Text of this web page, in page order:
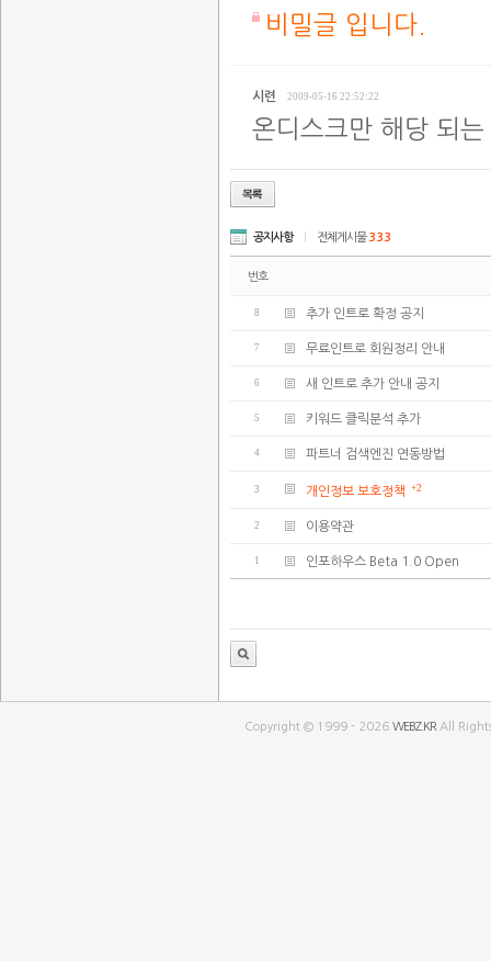
비밀글 입니다.
시련 2009-05-16 22:52:22
온디스크만 해당 되
공지사항 전체게시물333
번호
8 추가 인트로 확정 공지
7 무료인트로 회원정리 안내
6 새 인트로 추가 안내 공지
5 키워드 클릭분석 추가
4 파트너 검색엔진 연동방법
3 개인정보 보호정책 +2
2 이용약관
1 인포하우스 Beta 1.0 Open
Copyright © 1999 - 2026WEBZ.KR All